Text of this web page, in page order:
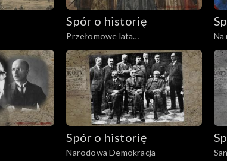
Spór o historię
Przełomowe lata
Rzeczypospolitej
Na
Spór o historię
Narodowa Demokracja